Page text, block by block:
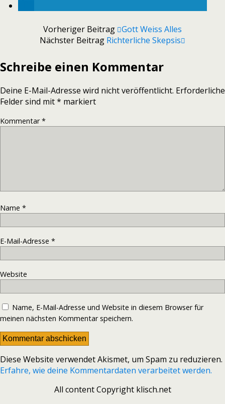
Vorheriger Beitrag Gott Weiss Alles
Nächster Beitrag Richterliche Skepsis
Schreibe einen Kommentar
Deine E-Mail-Adresse wird nicht veröffentlicht. Erforderliche
Felder sind mit* markiert
Kommentar*
Name *
E-Mail-Adresse *
Website
Name, E-Mail-Adresse und Website in diesem Browser für
meinen nächsten Kommentar speichern.
Diese Website verwendet Akismet, um Spam zu reduzieren.
Erfahre, wie deine Kommentardaten verarbeitet werden.
All content Copyright klisch.net